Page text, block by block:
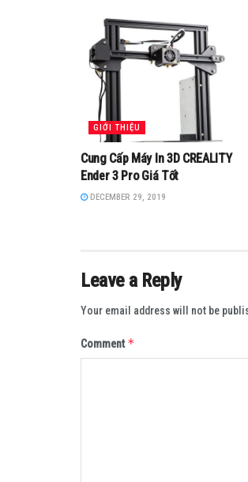
GIỚI THIỆU
Cung Cấp Máy In 3D CREALITY
Ender 3 Pro Giá Tốt
DECEMBER 29, 2019
Leave a Reply
Your email address will not be
Comment*